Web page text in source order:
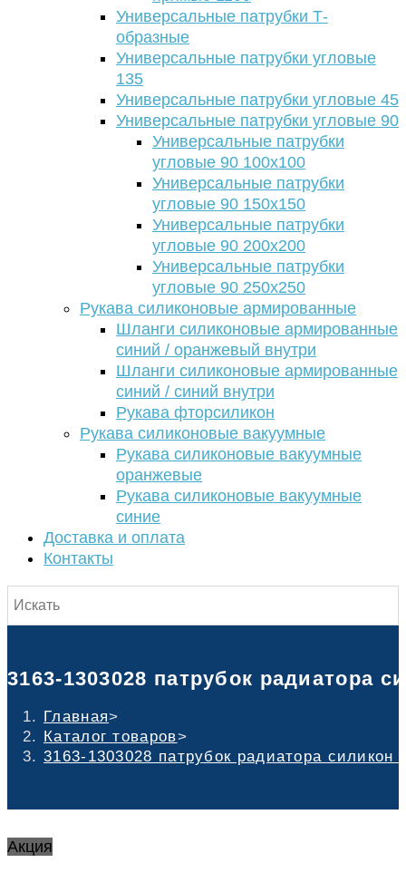
Универсальные патрубки Т-
образные
Универсальные патрубки угловые
135
Универсальные патрубки угловые 45
Универсальные патрубки угловые 90
Универсальные патрубки
угловые 90 100х100
Универсальные патрубки
угловые 90 150х150
Универсальные патрубки
угловые 90 200х200
Универсальные патрубки
угловые 90 250х250
Рукава силиконовые армированные
Шланги силиконовые армированные
синий / оранжевый внутри
Шланги силиконовые армированные
синий / синий внутри
Рукава фторсиликон
Рукава силиконовые вакуумные
Рукава силиконовые вакуумные
оранжевые
Рукава силиконовые вакуумные
синие
Доставка и оплата
Контакты
3163-1303028 патрубок радиатора
Главная>
Каталог товаров>
3163-1303028 патрубок радиатора
Акция